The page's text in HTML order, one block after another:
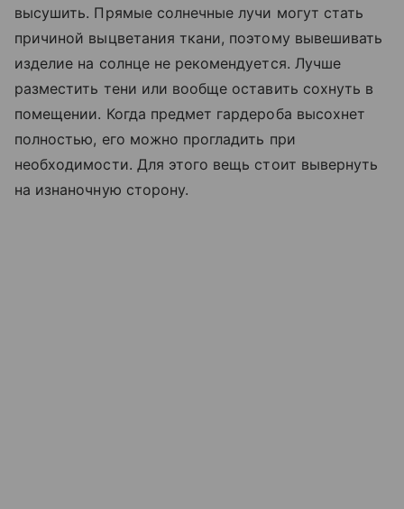
высушить. Прямые солнечные лучи могут стать
причиной выцветания ткани, поэтому вывешивать
изделие на солнце не рекомендуется. Лучше
разместить тени или вообще оставить сохнуть в
помещении. Когда предмет гардероба высохнет
полностью, его можно прогладить при
необходимости. Для этого вещь стоит вывернуть
на изнаночную сторону.